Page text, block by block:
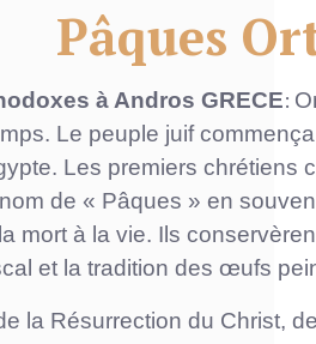
Pâques
à Andros GRECE:
Le peuple juif
Les premiers chrétiens
de « Pâques » en
mort à la vie. Ils
et la tradition des œufs
la Résurrection du Christ,